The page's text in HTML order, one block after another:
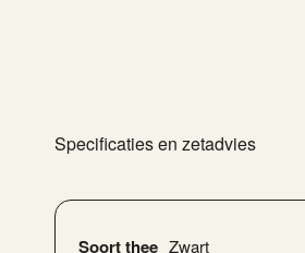
Specificaties en zetadvies
Soort thee Zwart